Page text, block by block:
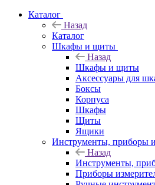
Каталог
Назад
Каталог
Шкафы и щиты
Назад
Шкафы и щиты
Аксессуары для
Боксы
Корпуса
Шкафы
Щиты
Ящики
Инструменты, приборы
Назад
Инструменты,
Приборы